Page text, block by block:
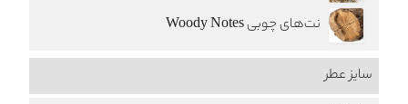
نت‌های چوبی Woody Notes
سایز عطر